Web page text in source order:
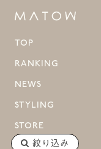
絞り込み
TOP
RANKING
NEWS
STYLING
STORE